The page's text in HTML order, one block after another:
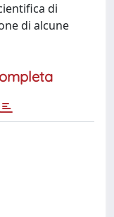
di
di alcune